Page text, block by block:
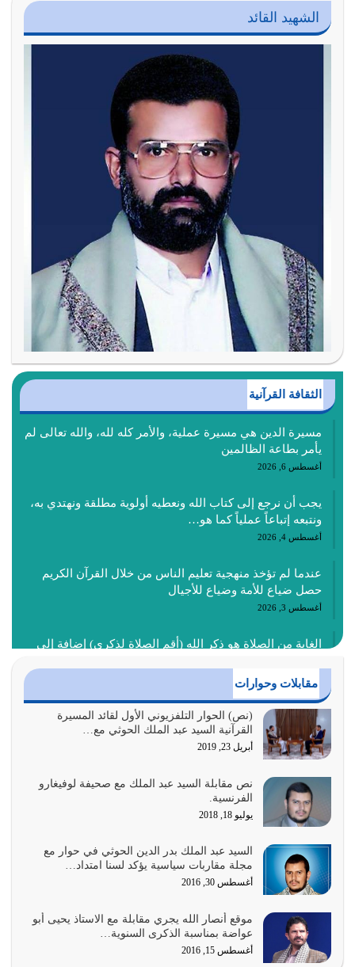
الشهيد القائد
الثقافة القرآنية
مسيرة الدين هي مسيرة عملية، والأمر كله لله، والله تعالى لم
يأمر بطاعة الظالمين
أغسطس 6, 2026
يجب أن نرجع إلى كتاب الله ونعطيه أولوية مطلقة ونهتدي به،
ونتبعه إتباعاً عملياً كما هو…
أغسطس 4, 2026
عندما لم تؤخذ منهجية تعليم الناس من خلال القرآن الكريم
حصل ضياع للأمة وضياع للأجيال
أغسطس 3, 2026
الغاية من الصلاة هو ذكر الله (أقم الصلاة لذكري) إضافة إلى
أغسطس 2, 2026
السبب الرئيسي لشقاء الأمة الابتعاد عن كتاب الله والتعدي
لحدود الله بالإضافات للدين
أغسطس 1, 2026
أبرز أسباب الشقاء هو الإعراض عن ذكر الله وعن هدى الله
المتمثل في القرآن الكريم
يوليو 31, 2026
أولياء الشيطان كلما كانوا أكثر ولاءً وطاعة للشيطان كلما كانوا
أكثر ضعفاً
يوليو 30, 2026
وعد الله تعالى من يُقتل في سبيله بالحياة الأبدية والرزق
والاستبشار والنجاة والخلود في…
يوليو 29, 2026
مقابلات وحوارات
(نص) الحوار التلفزيوني الأول لقائد المسيرة
القرآنية السيد عبد الملك الحوثي مع…
أبريل 23, 2019
نص مقابلة السيد عبد الملك مع صحيفة لوفيغارو
الفرنسية.
يوليو 18, 2018
السيد عبد الملك بدر الدين الحوثي في حوار مع
مجلة مقاربات سياسية يؤكد لسنا امتداد…
أغسطس 30, 2016
موقع أنصار الله يجري مقابلة مع الاستاذ يحيى أبو
عواضة بمناسبة الذكرى السنوية…
أغسطس 15, 2016